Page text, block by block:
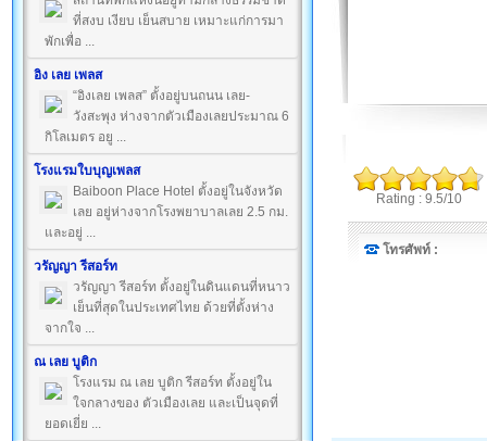
ที่สงบ เงียบ เย็นสบาย เหมาะแก่การมา
พักเพื่อ ...
อิง เลย เพลส
“อิงเลย เพลส” ตั้งอยู่บนถนน เลย-
วังสะพุง ห่างจากตัวเมืองเลยประมาณ 6
กิโลเมตร อยู ...
โรงแรมใบบุญเพลส
Baiboon Place Hotel ตั้งอยู่ในจังหวัด
เลย อยู่ห่างจากโรงพยาบาลเลย 2.5 กม.
และอยู่ ...
วรัญญา รีสอร์ท
วรัญญา รีสอร์ท ตั้งอยู่ในดินแดนที่หนาว
เย็นที่สุดในประเทศไทย ด้วยที่ตั้งห่าง
จากใจ ...
ณ เลย บูติก
โรงแรม ณ เลย บูติก รีสอร์ท ตั้งอยู่ใน
ใจกลางของ ตัวเมืองเลย และเป็นจุดที่
ยอดเยี่ย ...
Rating : 9.5/10
โทรศัพท์ :